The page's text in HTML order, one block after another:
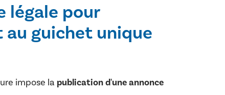
légale pour
guichet unique
impose la publication d'une annonce